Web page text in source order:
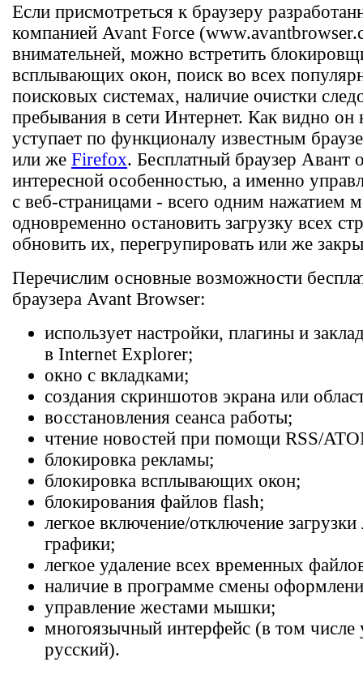
Если присмотреться к браузеру
компанией Avant Force
внимательней, можно встретить
всплывающих окон, поиск во всех
поисковых системах, наличие очистки
пребывания в сети Интернет. Как видно он
уступает по функционалу известным
или же Firefox. Бесплатный браузер Авант
интересной особенностью, а именно
с веб-страницами - всего одним нажатием
одновременно остановить загрузку всех
обновить их, перегрупировать или же
Перечислим основные возможности
браузера Avant Browser:
использует настройки, плагины и
в Internet Explorer;
окно с вкладками;
создания скриншотов экрана или
восстановления сеанса работы;
чтение новостей при помощи RSS/
блокировка рекламы;
блокировка всплывающих окон;
блокирования файлов flash;
легкое включение/отключение
графики;
легкое удаление всех временных
наличие в программе смены
управление жестами мышки;
многоязычный интерфейс (в том числе
русский).